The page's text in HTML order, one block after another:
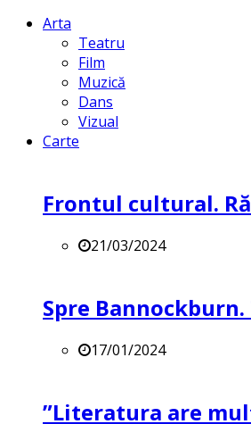
Arta
Teatru
Film
Muzică
Dans
Vizual
Carte
Frontul cultural.
21/03/2024
Spre
17/01/2024
”Literatura are